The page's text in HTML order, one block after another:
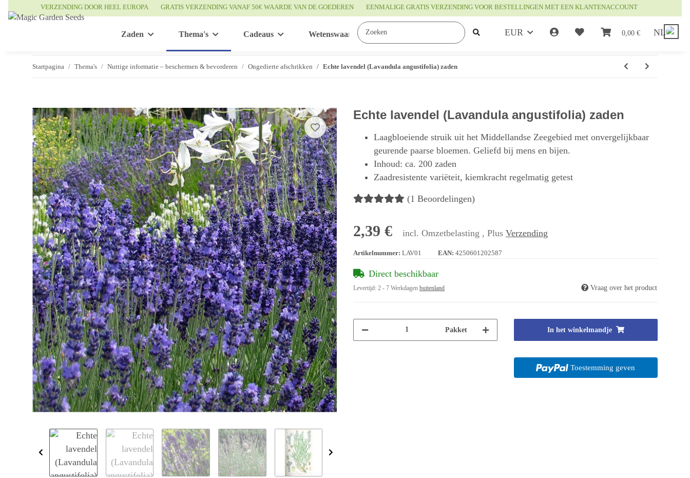
VERZENDING DOOR HEEL EUROPA GRATIS VERZENDING VANAF 50€ WAARDE VAN DE GOEDEREN EENMALIGE GRATIS VERZENDING VOOR BESTELLINGEN MET EEN KLANTENACCOUNT
EUR 0,00 € NL
Zaden Thema's Cadeaus Wetenswaardigheden
Startpagina Thema's Nuttige informatie – beschermen & bevorderen Ongedierte afschrikken Echte lavendel (Lavandula angustifolia) zaden
Echte lavendel (Lavandula angustifolia) zaden
Laagbloeiende struik uit het Middellandse Zeegebied met onvergelijkbaar
geurende paarse bloemen. Geliefd bij mens en bijen.
Inhoud: ca. 200 zaden
Zaadresistente variëteit, kiemkracht regelmatig getest
(1 Beoordelingen)
2,39 € incl. Omzetbelasting , Plus Verzending
Artikelnummer: LAV01 EAN: 4250601202587
Direct beschikbaar
Levertijd: 2 - 7 Werkdagen buitenland Vraag over het product
Pakket In het winkelmandje
Toestemming geven